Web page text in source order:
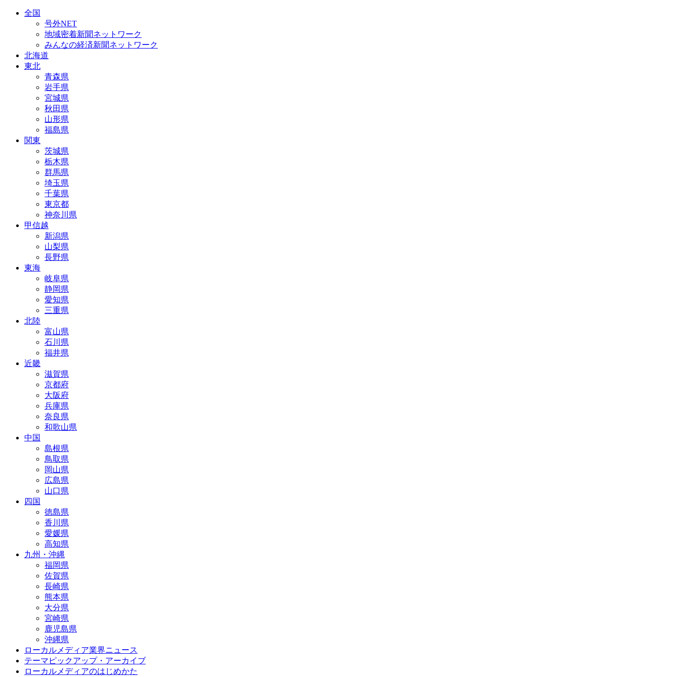
全国
号外NET
地域密着新聞ネットワーク
みんなの経済新聞ネットワーク
北海道
東北
青森県
岩手県
宮城県
秋田県
山形県
福島県
関東
茨城県
栃木県
群馬県
埼玉県
千葉県
東京都
神奈川県
甲信越
新潟県
山梨県
長野県
東海
岐阜県
静岡県
愛知県
三重県
北陸
富山県
石川県
福井県
近畿
滋賀県
京都府
大阪府
兵庫県
奈良県
和歌山県
中国
島根県
鳥取県
岡山県
広島県
山口県
四国
徳島県
香川県
愛媛県
高知県
九州・沖縄
福岡県
佐賀県
長崎県
熊本県
大分県
宮崎県
鹿児島県
沖縄県
ローカルメディア業界ニュース
テーマピックアップ・アーカイブ
ローカルメディアのはじめかた